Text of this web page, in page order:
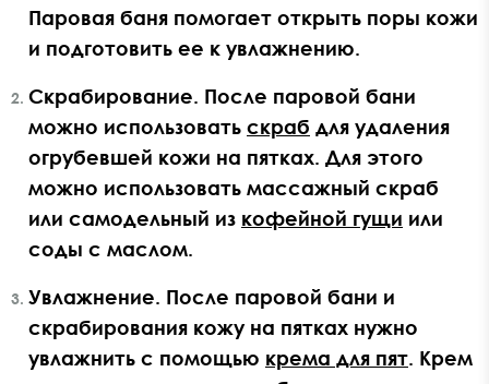
Паровая баня помогает открыть поры кожи
и подготовить ее к увлажнению.
Скрабирование. После паровой бани
можно использовать скраб для удаления
огрубевшей кожи на пятках. Для этого
можно использовать массажный скраб
или самодельный из кофейной гущи или
соды с маслом.
Увлажнение. После паровой бани и
скрабирования кожу на пятках нужно
увлажнить с помощью крема для пят. Крем